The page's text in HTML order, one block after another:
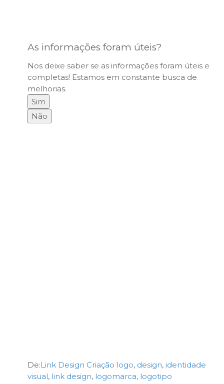
As informações foram úteis?
Nos deixe saber se as informações foram úteis e
completas! Estamos em constante busca de
melhorias.
Sim
Não
De:Link Design Criação logo, design, identidade
visual, link design, logomarca, logotipo